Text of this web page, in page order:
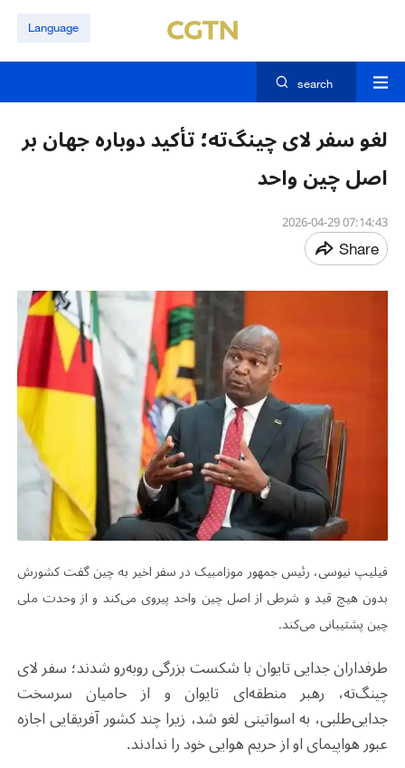
Language
search
لغو سفر لای چینگ‌ته؛ تأکید دوباره جهان بر
اصل چین واحد
07:14:43 2026-04-29
Share
فیلیپ نیوسی، رئیس جمهور موزامبیک در سفر اخیر به چین گفت کشورش
بدون هیچ قید و شرطی از اصل چین واحد پیروی می‌کند و از وحدت ملی
چین پشتیبانی می‌کند.
طرفداران جدایی تایوان با شکست بزرگی روبه‌رو شدند؛ سفر لای
چینگ‌ته، رهبر منطقه‌ای تایوان و از حامیان سرسخت
جدایی‌طلبی، به اسواتینی لغو شد، زیرا چند کشور آفریقایی اجازه
عبور هواپیمای او از حریم هوایی خود را ندادند.